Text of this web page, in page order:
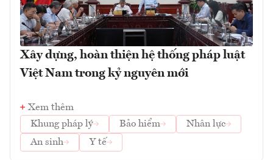
Xây dựng, hoàn thiện hệ thống pháp luật
Việt Nam trong kỷ nguyên mới
Xem thêm
Khung pháp lý
Bảo hiểm
Nhân lực
An sinh
Y tế